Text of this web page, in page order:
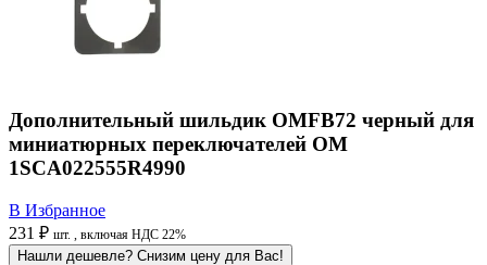
Дополнительный шильдик OMFB72 черный для
миниатюрных переключателей OM
1SCA022555R4990
В Избранное
231 ₽ шт. , включая НДС 22%
Нашли дешевле? Снизим цену для Вас!